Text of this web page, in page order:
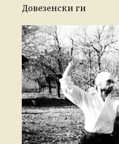
Довезенски ги